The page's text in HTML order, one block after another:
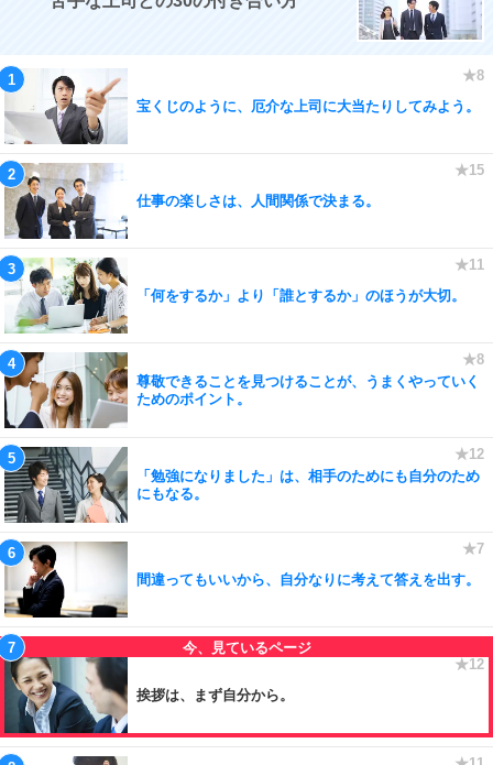
宝くじのように、厄介な上司に大当たりしてみよう。
仕事の楽しさは、人間関係で決まる。
「何をするか」より「誰とするか」のほうが大切。
尊敬できることを見つけることが、うまくやっていく
ためのポイント。
「勉強になりました」は、相手のためにも自分のため
にもなる。
間違ってもいいから、自分なりに考えて答えを出す。
挨拶は、まず自分から。